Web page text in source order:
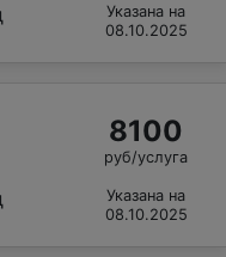
Указана на
08.10.2025
8100
руб/услуга
Указана на
08.10.2025